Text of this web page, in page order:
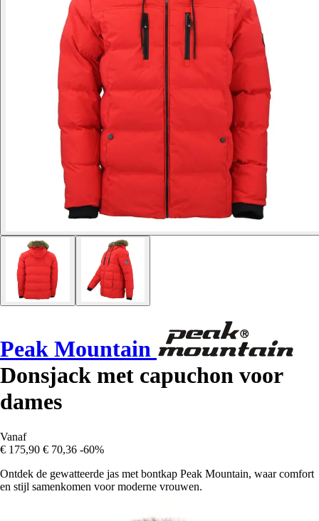
Peak Mountain
Donsjack met capuchon voor
dames
Vanaf
€ 175,90 € 70,36 -60%
Ontdek de gewatteerde jas met bontkap Peak Mountain, waar comfort
en stijl samenkomen voor moderne vrouwen.